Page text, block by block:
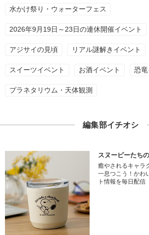
水かけ祭り・ウォーターフェス
2026年9月19日～23日の連休開催イベント
アジサイの見頃 リアル謎解きイベント
スイーツイベント お酒イベント 恐竜
プラネタリウム・天体観測
編集部イチオシ
スヌーピーたち
癒やされるキャラ
一息つこう！かわ
ト情報を毎日配信